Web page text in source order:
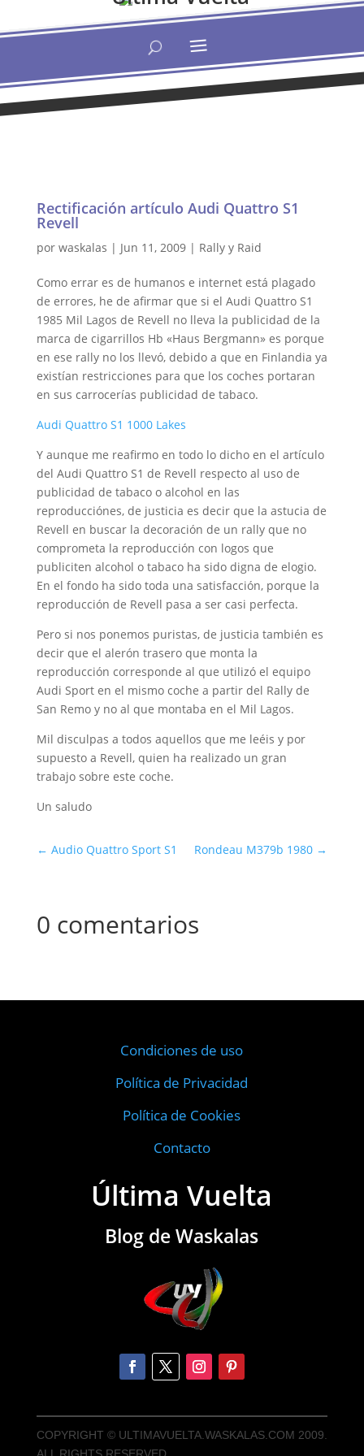
Rectificación artículo Audi Quattro S1
Revell
por waskalas | Jun 11, 2009| Rally y Raid
Como errar es de humanos e internet está plagado
de errores, he de afirmar que si el Audi Quattro S1
1985 Mil Lagos de Revell no lleva la publicidad de la
marca de cigarrillos Hb «Haus Bergmann» es porque
en ese rally no los llevó, debido a que en Finlandia ya
existían restricciones para que los coches portaran
en sus carrocerías publicidad de tabaco.
Audi Quattro S1 1000 Lakes
Y aunque me reafirmo en todo lo dicho en el artículo
del Audi Quattro S1 de Revell respecto al uso de
publicidad de tabaco o alcohol en las
reproducciónes, de justicia es decir que la astucia de
Revell en buscar la decoración de un rally que no
comprometa la reproducción con logos que
publiciten alcohol o tabaco ha sido digna de elogio.
En el fondo ha sido toda una satisfacción, porque la
reproducción de Revell pasa a ser casi perfecta.
Pero si nos ponemos puristas, de justicia también es
decir que el alerón trasero que monta la
reproducción corresponde al que utilizó el equipo
Audi Sport en el mismo coche a partir del Rally de
San Remo y no al que montaba en el Mil Lagos.
Mil disculpas a todos aquellos que me leéis y por
supuesto a Revell, quien ha realizado un gran
trabajo sobre este coche.
Un saludo
← Audio Quattro Sport S1 Rondeau M379b 1980 →
0 comentarios
Condiciones de uso
Política de Privacidad
Política de Cookies
Contacto
Última Vuelta
Blog de Waskalas
COPYRIGHT © ULTIMAVUELTA.WASKALAS.COM 2009.
ALL RIGHTS RESERVED